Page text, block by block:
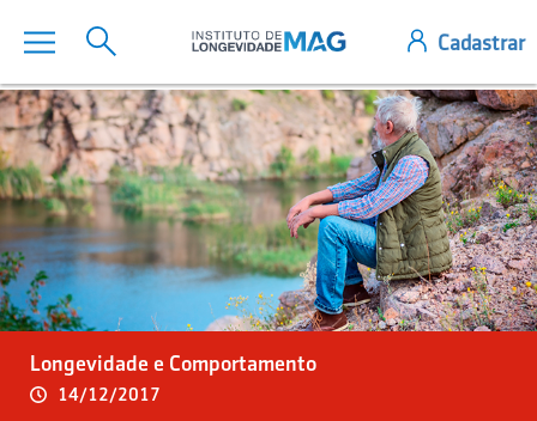
Longevidade e Comportamento
14/12/2017